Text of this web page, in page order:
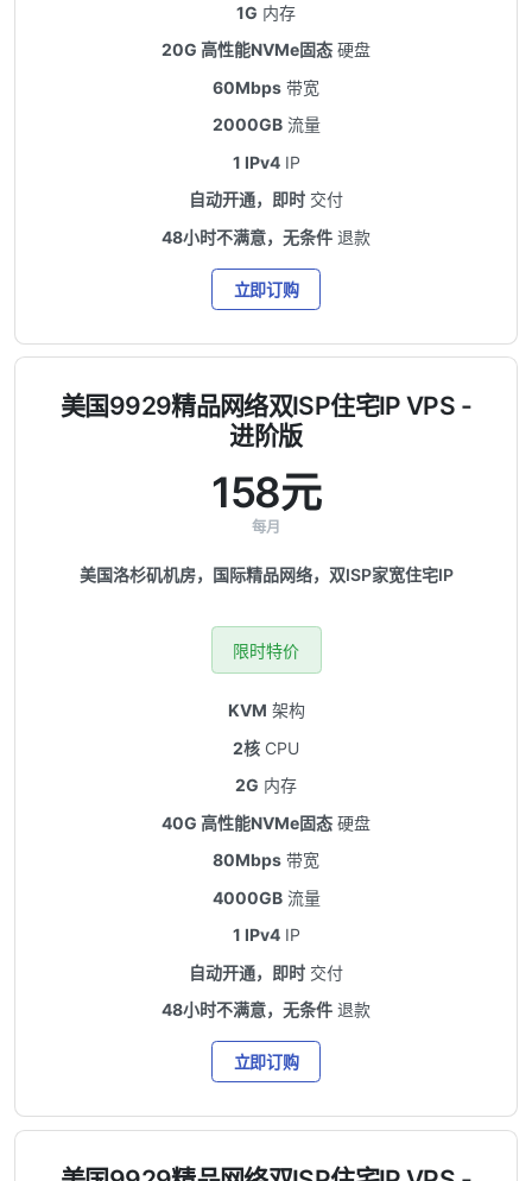
1G 内存
20G 高性能NVMe固态 硬盘
60Mbps 带宽
2000GB流量
1 IPv4IP
自动开通，即时 交付
48小时不满意，无条件 退款
立即订购
美国9929精品网络双ISP住宅IP VPS -
进阶版
158元
每月
美国洛杉矶机房，国际精品网络，双ISP家宽住宅IP
限时特价
KVM 架构
2核 CPU
2G 内存
40G 高性能NVMe固态 硬盘
80Mbps 带宽
4000GB流量
1 IPv4IP
自动开通，即时 交付
48小时不满意，无条件 退款
立即订购